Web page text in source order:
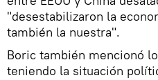
"desestabilizaron la
también la nuestra".
Boric también mencionó
teniendo la situación